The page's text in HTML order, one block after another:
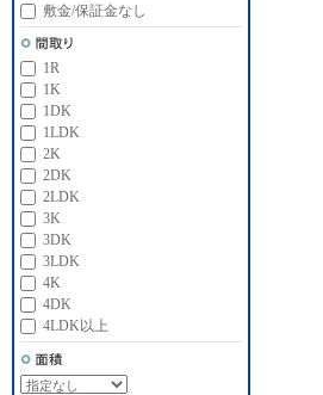
敷金/保証金なし
1R
1K
1DK
1LDK
2K
2DK
2LDK
3K
3DK
3LDK
4K
4DK
4LDK以上